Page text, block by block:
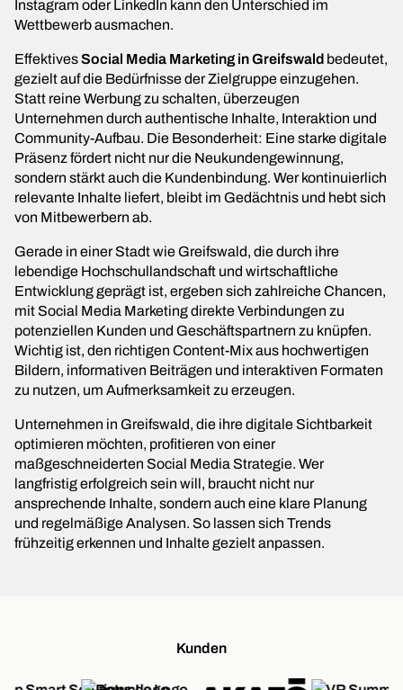
Instagram oder LinkedIn kann den Unterschied im
Wettbewerb ausmachen.
EffektivesSocial Media Marketing in Greifswald bedeutet,
gezielt auf die Bedürfnisse der Zielgruppe einzugehen.
Statt reine Werbung zu schalten, überzeugen
Unternehmen durch authentische Inhalte, Interaktion und
Community-Aufbau. Die Besonderheit: Eine starke digitale
Präsenz fördert nicht nur die Neukundengewinnung,
sondern stärkt auch die Kundenbindung. Wer kontinuierlich
relevante Inhalte liefert, bleibt im Gedächtnis und hebt sich
von Mitbewerbern ab.
Gerade in einer Stadt wie Greifswald, die durch ihre
lebendige Hochschullandschaft und wirtschaftliche
Entwicklung geprägt ist, ergeben sich zahlreiche Chancen,
mit Social Media Marketing direkte Verbindungen zu
potenziellen Kunden und Geschäftspartnern zu knüpfen.
Wichtig ist, den richtigen Content-Mix aus hochwertigen
Bildern, informativen Beiträgen und interaktiven Formaten
zu nutzen, um Aufmerksamkeit zu erzeugen.
Unternehmen in Greifswald, die ihre digitale Sichtbarkeit
optimieren möchten, profitieren von einer
maßgeschneiderten Social Media Strategie. Wer
langfristig erfolgreich sein will, braucht nicht nur
ansprechende Inhalte, sondern auch eine klare Planung
und regelmäßige Analysen. So lassen sich Trends
frühzeitig erkennen und Inhalte gezielt anpassen.
Kunden